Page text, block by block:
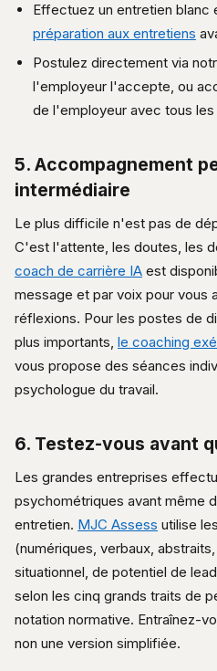
Effectuez un entretien blanc
préparation aux entretiens
Postulez directement via
l'employeur l'accepte, ou
de l'employeur avec tous
5. Accompagnement
intermédiaire
Le plus difficile n'est pas de
C'est l'attente, les doutes, les
coach de carrière IA est
message et par voix pour vous
réflexions. Pour les postes de
plus importants, le coaching
vous propose des séances
psychologue du travail.
6. Testez-vous avant
Les grandes entreprises
psychométriques avant même
entretien. MJC Assess utilise
(numériques, verbaux,
situationnel, de potentiel de
selon les cinq grands traits de
notation normative. Entraînez-
non une version simplifiée.